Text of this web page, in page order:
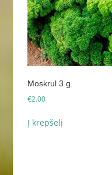
Moskrul 3 g.
€2.00
Į krepšelį